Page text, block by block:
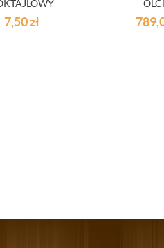
420
7,50zł